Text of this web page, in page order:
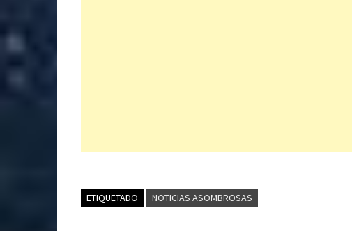
ETIQUETADO NOTICIAS ASOMBROSAS